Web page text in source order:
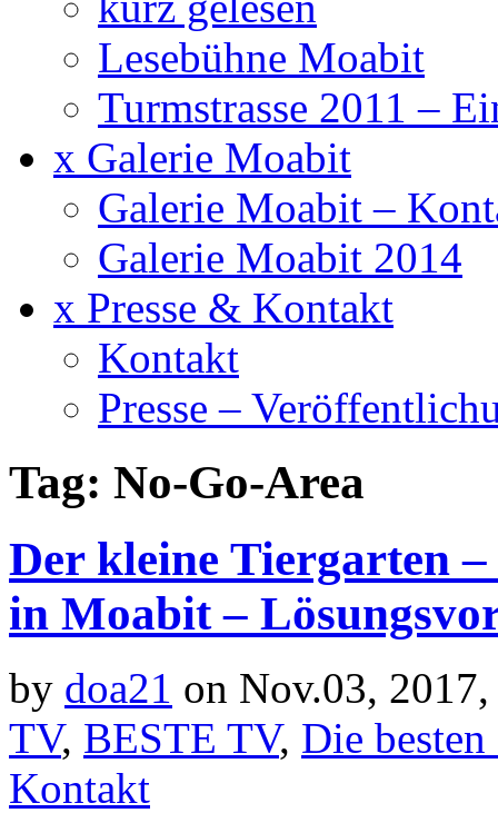
Lesebühne Moabit
Turmstrasse 2011 –
x Galerie Moabit
Galerie Moabit –
Galerie Moabit 2014
x Presse & Kontakt
Kontakt
Presse –
Tag: No-Go-Area
Der kleine Tiergarten
in Moabit –
by doa21 on Nov.03,
TV, BESTE TV, Die
Kontakt